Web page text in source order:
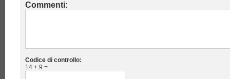
Commenti:
Codice di controllo:
14 + 9 =